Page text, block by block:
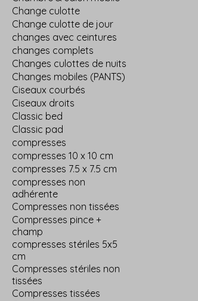
Change culotte
Change culotte de jour
changes avec ceintures
changes complets
Changes culottes de nuits
Changes mobiles (PANTS)
Ciseaux courbés
Ciseaux droits
Classic bed
Classic pad
compresses
compresses 10 x 10 cm
compresses 7.5 x 7.5 cm
compresses non
adhérente
Compresses non tissées
Compresses pince +
champ
compresses stériles 5x5
cm
Compresses stériles non
tissées
Compresses tissées